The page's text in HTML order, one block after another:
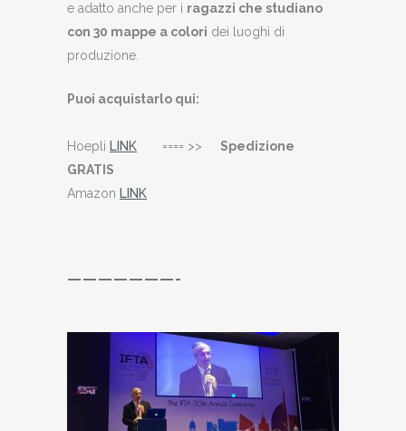
e adatto anche per i ragazzi che studiano
con 30 mappe a colori dei luoghi di
produzione.
Puoi acquistarlo qui:
Hoepli LINK ==== >> Spedizione
GRATIS
Amazon LINK
———————-